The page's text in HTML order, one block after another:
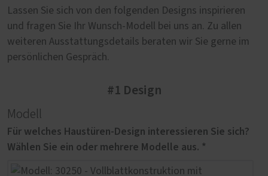
Lassen Sie sich von den folgenden Designs inspirieren
und fragen Sie Ihr Wunsch-Modell bei uns an. Zu allen
weiteren Ausstattungsdetails beraten wir Sie gerne im
persönlichen Gespräch.
#1 Design
Modell
Für welches Haustüren-Design interessieren Sie sich?
Wählen Sie ein oder mehrere Modelle aus. *